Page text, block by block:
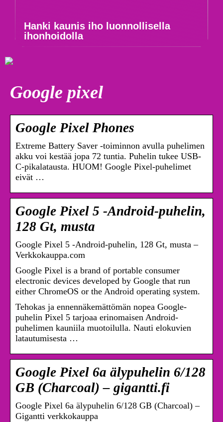
Hanki kaunis iho luonnollisella
ihonhoidolla
Google pixel
Google Pixel Phones
Extreme Battery Saver -toiminnon avulla puhelimen
akku voi kestää jopa 72 tuntia. Puhelin tukee USB-
C-pikalatausta. HUOM! Google Pixel-puhelimet
eivät …
Google Pixel 5 -Android-puhelin,
128 Gt, musta
Google Pixel 5 -Android-puhelin, 128 Gt, musta –
Verkkokauppa.com
Google Pixel is a brand of portable consumer
electronic devices developed by Google that run
either ChromeOS or the Android operating system.
Tehokas ja ennennäkemättömän nopea Google-
puhelin Pixel 5 tarjoaa erinomaisen Android-
puhelimen kauniila muotoilulla. Nauti elokuvien
latautumisesta …
Google Pixel 6a älypuhelin 6/128
GB (Charcoal) – gigantti.fi
Google Pixel 6a älypuhelin 6/128 GB (Charcoal) –
Gigantti verkkokauppa